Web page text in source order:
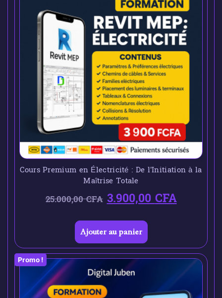
Cours Premium en Électricité : De l’Initiation à la
Maîtrise Totale
25.000,00CFA 3.900,00CFA
Ajouter au panier
Promo !